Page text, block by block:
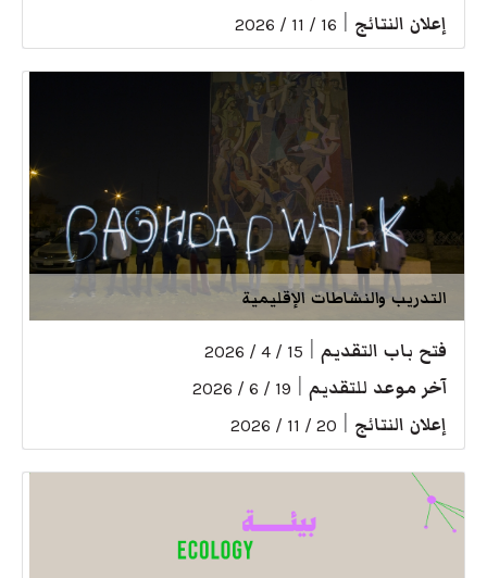
إعلان النتائج 16 / 11 / 2026
التدريب والنشاطات الإقليمية
فتح باب التقديم 15 / 4 / 2026
آخر موعد للتقديم 19 / 6 / 2026
إعلان النتائج 20 / 11 / 2026